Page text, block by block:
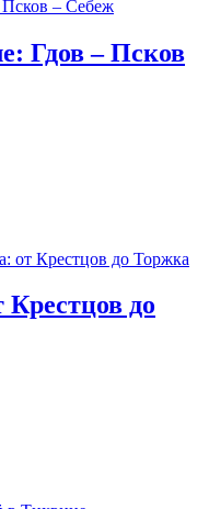
Гдов – Псков
Крестцов до